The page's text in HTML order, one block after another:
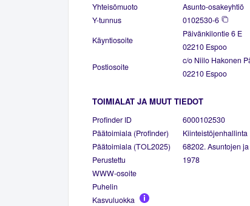
Yhteisömuoto
Asunto-osakeyhtiö
Y-tunnus
0102530-6
Käyntiosoite
Päivänkilontie 6 E
02210 Espoo
Postiosoite
c/o Niilo Hakonen
02210 Espoo
TOIMIALAT JA MUUT TIEDOT
Profinder ID
6000102530
Päätoimiala (Profinder)
Kiinteistöjenhallinta
Päätoimiala (TOL2025)
68202. Asuntojen
Perustettu
1978
WWW-osoite
Puhelin
Kasvuluokka